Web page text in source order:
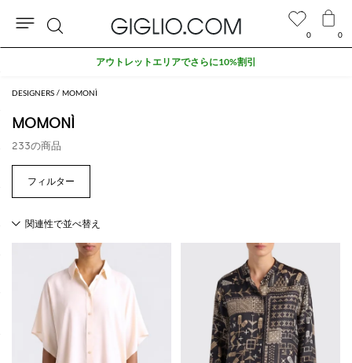
DESIGNERS MOMONÌ
MOMONÌ
233の商品
0 0
検
アウトレットエリアでさらに10%割引